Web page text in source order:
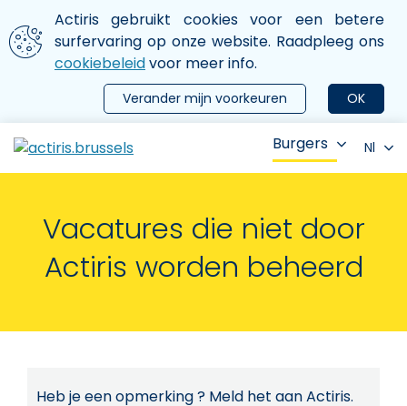
Aller au contenu principal
We gebruiken cookies
Actiris gebruikt cookies voor een betere
surfervaring op onze website. Raadpleeg ons
cookiebeleidvoor meer info.
OK
Verander mijn voorkeuren
le menu
Burgers Nl
Vacatures die niet door
Actiris worden beheerd
Heb je een opmerking ? Meld het aan Actiris.